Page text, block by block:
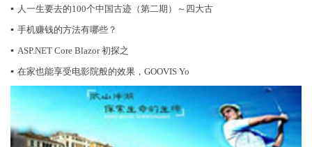
▪ 人一生要去的100个中国古迹（第二期）～四大古
▪ 手机赚钱的方法有哪些？
▪ ASP.NET Core Blazor 初探之
▪ 在家也能享受电影院般的效果，GOOVIS Yo